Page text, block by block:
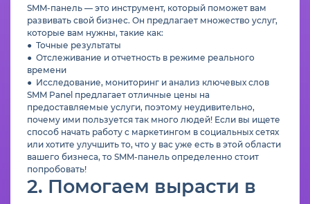
SMM-панель — это инструмент, который поможет вам
развивать свой бизнес. Он предлагает множество услуг,
которые вам нужны, такие как:
● Точные результаты
● Отслеживание и отчетность в режиме реального
времени
● Исследование, мониторинг и анализ ключевых слов
SMM Panel предлагает отличные цены на
предоставляемые услуги, поэтому неудивительно,
почему ими пользуется так много людей! Если вы ищете
способ начать работу с маркетингом в социальных сетях
или хотите улучшить то, что у вас уже есть в этой области
вашего бизнеса, то SMM-панель определенно стоит
попробовать!
2. Помогаем вырасти в